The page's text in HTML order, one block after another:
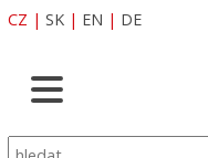
CZ | SK | EN | DE